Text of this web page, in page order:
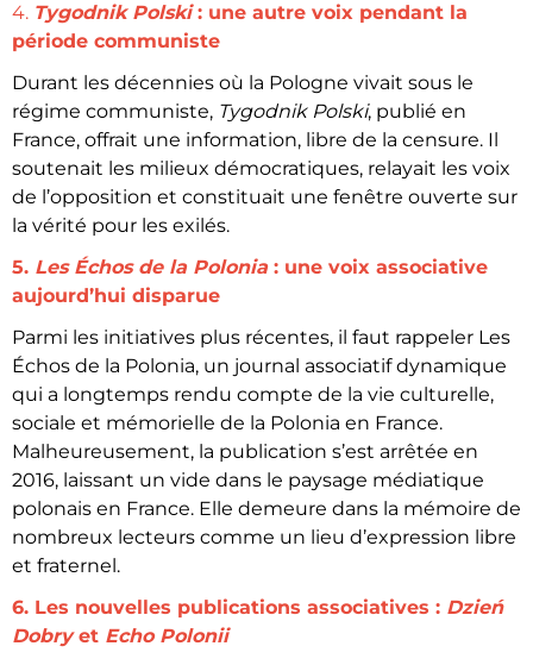
4. Tygodnik Polski: une autre voix pendant la
période communiste
Durant les décennies où la Pologne vivait sous le
régime communiste, Tygodnik Polski, publié en
France, offrait une information, libre de la censure. Il
soutenait les milieux démocratiques, relayait les voix
de l’opposition et constituait une fenêtre ouverte sur
la vérité pour les exilés.
5. Les Échos de la Polonia: une voix associative
aujourd’hui disparue
Parmi les initiatives plus récentes, il faut rappeler Les
Échos de la Polonia, un journal associatif dynamique
qui a longtemps rendu compte de la vie culturelle,
sociale et mémorielle de la Polonia en France.
Malheureusement, la publication s’est arrêtée en
2016, laissant un vide dans le paysage médiatique
polonais en France. Elle demeure dans la mémoire de
nombreux lecteurs comme un lieu d’expression libre
et fraternel.
6. Les nouvelles publications associatives : Dzień
Dobryet Echo Polonii